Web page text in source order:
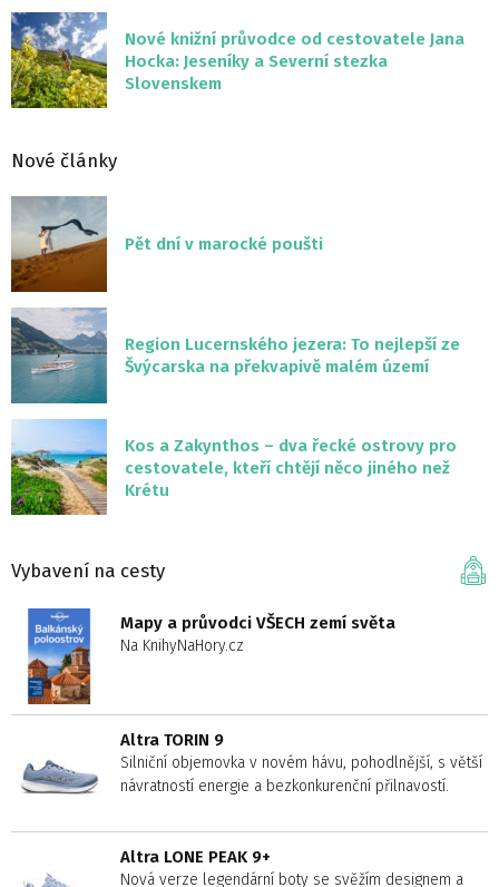
Nové knižní průvodce od cestovatele Jana
Hocka: Jeseníky a Severní stezka
Slovenskem
Nové články
Pět dní v marocké poušti
Region Lucernského jezera: To nejlepší ze
Švýcarska na překvapivě malém území
Kos a Zakynthos – dva řecké ostrovy pro
cestovatele, kteří chtějí něco jiného než
Krétu
Vybavení na cesty
Mapy a průvodci VŠECH zemí světa
Na KnihyNaHory.cz
Altra TORIN 9
Silniční objemovka v novém hávu, pohodlnější, s větší
návratností energie a bezkonkurenční přilnavostí.
Altra LONE PEAK 9+
Nová verze legendární boty se svěžím designem a